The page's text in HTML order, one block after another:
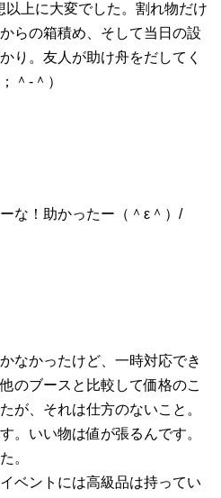
上に大変でした。割れ物だけ
らの箱積め、そして当日の設
り。友人が助け舟をだしてく
＾-＾）
な！助かったー（＾ε＾）/
なかったけど、一時対応でき
のブースと比較して価格のこ
が、それは仕方のないこと。
。いい物は値が張るんです。
。
ベントには高級品は持ってい